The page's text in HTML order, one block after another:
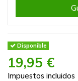
Disponible
19,95 €
Impuestos incluidos